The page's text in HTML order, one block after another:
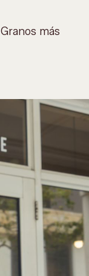
Granos más